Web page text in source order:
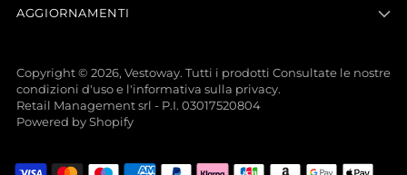
AGGIORNAMENTI
Copyright © 2026, Vestoway. Tutti i prodotti Consultate le nostre
condizioni d'uso e l'informativa sulla privacy.
Retail Management srl - P.I. 03017520804
Powered by Shopify